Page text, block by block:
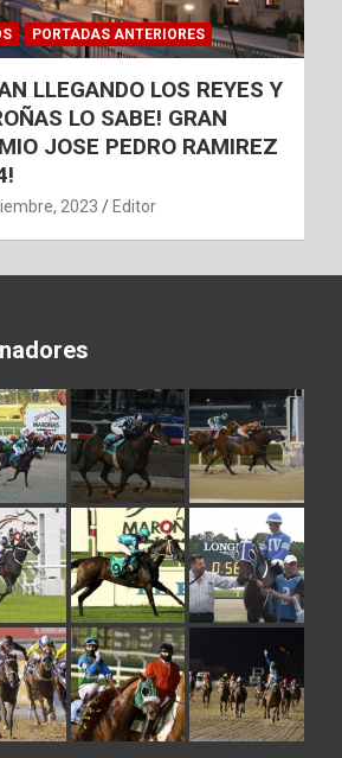
PORTADAS ANTERIORES
LLEGANDO LOS REYES Y
LO SABE! GRAN
JOSE PEDRO RAMIREZ
2023 Editor